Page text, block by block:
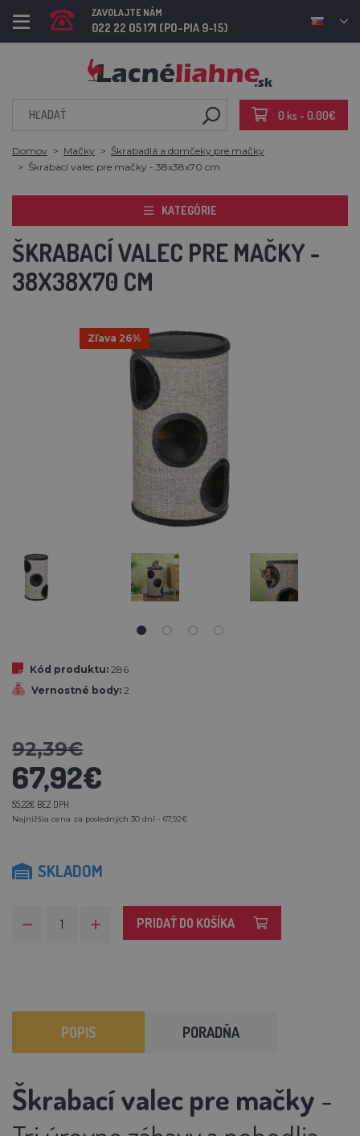
ZAVOLAJTE NÁM
022 22 05 171 (PO-PIA 9-15)
0 ks - 0,00€
Domov Mačky
Škrabadlá a domčeky pre mačky
Škrabací valec pre mačky - 38x38x70 cm
KATEGÓRIE
ŠKRABACÍ VALEC PRE MAČKY -
38X38X70 CM
Zľava 26%
Kód produktu: 286
Vernostné body: 2
92,39€
67,92€
55,22€ BEZ DPH
Najnižšia cena za posledných 30 dní - 67,92€
SKLADOM
PRIDAŤ DO KOŠÍKA
POPIS PORADŇA
Škrabací valec pre mačky -